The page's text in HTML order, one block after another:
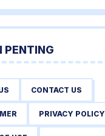
PENTING
CONTACT US
PRIVACY POLICY